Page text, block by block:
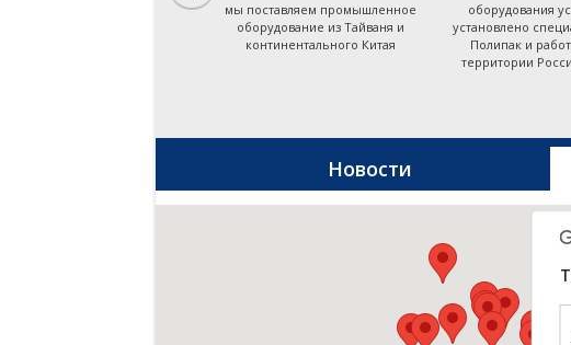
мы даём ответ на запрос по
мы поставляем промышленное
оборудование из Тайваня и
континентального Китая
оборудования
установлено
Полипак и
территории
Новости